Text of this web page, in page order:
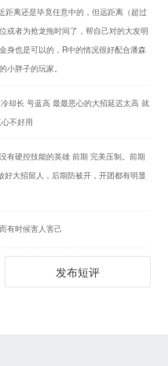
距离还是毕竟任意中的，但远距离（超过
或者为抢龙拖时间了，帮自己对的大发明
身也是可以的，R中的情况很好配合潘森
小胖子的玩家。
却长 号蓝高 最最恶心的大招延迟太高 就
不好用
有硬控技能的英雄 前期 完美压制。前期
大招留人，后期防被开，开团都有明显
有时候害人害己
发布短评